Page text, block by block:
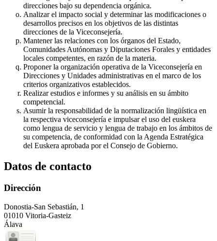
direcciones bajo su dependencia orgánica.
Analizar el impacto social y determinar las modificaciones o
desarrollos precisos en los objetivos de las distintas
direcciones de la Viceconsejería.
Mantener las relaciones con los órganos del Estado,
Comunidades Autónomas y Diputaciones Forales y entidades
locales competentes, en razón de la materia.
Proponer la organización operativa de la Viceconsejería en
Direcciones y Unidades administrativas en el marco de los
criterios organizativos establecidos.
Realizar estudios e informes y su análisis en su ámbito
competencial.
Asumir la responsabilidad de la normalización lingüística en
la respectiva viceconsejería e impulsar el uso del euskera
como lengua de servicio y lengua de trabajo en los ámbitos de
su competencia, de conformidad con la Agenda Estratégica
del Euskera aprobada por el Consejo de Gobierno.
Datos de contacto
Dirección
Donostia-San Sebastián, 1
01010 Vitoria-Gasteiz
Álava